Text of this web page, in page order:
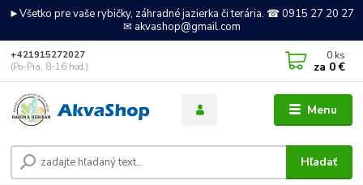
►Všetko pre vaše rybičky, záhradné jazierka či terária. ☎ 0915 27 20 27
✉ akvashop@gmail.com
Menu
Hľadať
+421915272027
(Po-Pia, 8-16 hod.)
0 ks
za 0 €